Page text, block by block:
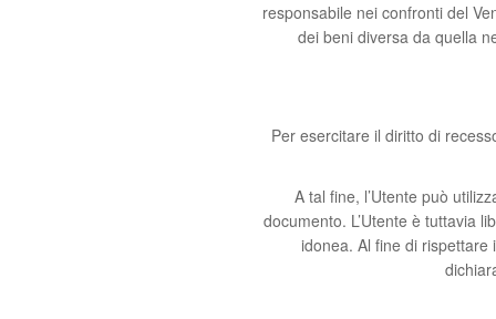
responsabile nei confronti del
dei beni diversa da quella
Per esercitare il diritto di
A tal fine, l’Utente può
documento. L’Utente è tuttavia
idonea. Al fine di rispettare